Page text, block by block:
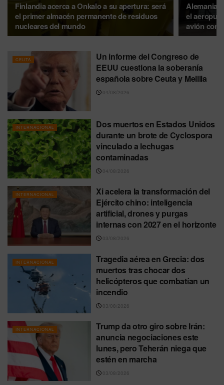
Finlandia acerca a Onkalo a su apertura: será
el primer almacén permanente de residuos
nucleares del mundo
Alemania
el
avión con
CEUTA
Un informe del Congreso de
EEUU cuestiona la soberanía
española sobre Ceuta y Melilla
04/08/2026
INTERNACIONAL
Dos muertos en Estados Unidos
durante un brote de Cyclospora
vinculado a lechugas
contaminadas
04/08/2026
INTERNACIONAL
Xi acelera la transformación del
Ejército chino: inteligencia
artificial, drones y purgas
internas con 2027 en el horizonte
03/08/2026
INTERNACIONAL
Tragedia aérea en Grecia: dos
muertos tras chocar dos
helicópteros que combatían un
incendio
03/08/2026
INTERNACIONAL
Trump da otro giro sobre Irán:
anuncia negociaciones este
lunes, pero Teherán niega que
estén en marcha
03/08/2026